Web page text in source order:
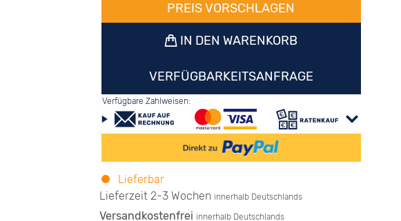
PREIS VORSCHLAGEN
IN DEN WARENKORB
VERFÜGBARKEITSANFRAGE
Verfügbare Zahlweisen:
Lieferbar
Lieferzeit 2-3 Wochen innerhalb Deutschlands
Versandkostenfrei innerhalb Deutschlands